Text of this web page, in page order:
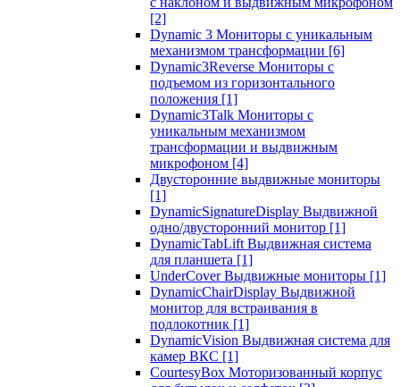
[2]
Dynamic 3 Мониторы с уникальным
механизмом трансформации [6]
Dynamic3Reverse Мониторы с
подъемом из горизонтального
положения [1]
Dynamic3Talk Мониторы с
уникальным механизмом
трансформации и выдвижным
микрофоном [4]
Двусторонние выдвижные мониторы
[1]
DynamicSignatureDisplay Выдвижной
одно/двусторонний монитор [1]
DynamicTabLift Выдвижная система
для планшета [1]
UnderCover Выдвижные мониторы [1]
DynamicChairDisplay Выдвижной
монитор для встраивания в
подлокотник [1]
DynamicVision Выдвижная система для
камер ВКС [1]
CourtesyBox Моторизованный корпус